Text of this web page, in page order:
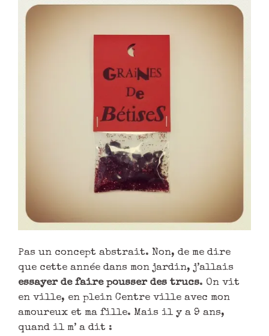
Pas un concept abstrait. Non, de me dire
que cette année dans mon jardin, j’allais
essayer de faire pousser des trucs. On vit
en ville, en plein Centre ville avec mon
amoureux et ma fille. Mais il y a 9 ans,
quand il m’ a dit :